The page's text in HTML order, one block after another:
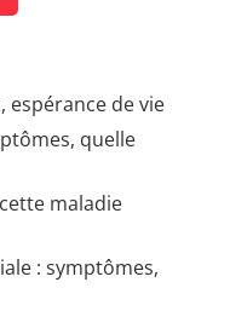
espérance de vie
quelle
maladie
: symptômes,